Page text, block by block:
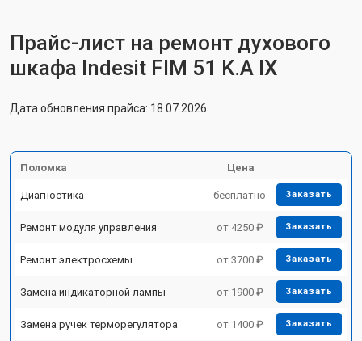
Прайс-лист на ремонт духового
шкафа Indesit FIM 51 K.A IX
Дата обновления прайса: 18.07.2026
Поломка Цена
Диагностика бесплатно Заказать
Ремонт модуля управления от 4250 ₽ Заказать
Ремонт электросхемы от 3700 ₽ Заказать
Замена индикаторной лампы от 1900 ₽ Заказать
Замена ручек терморегулятора от 1400 ₽ Заказать